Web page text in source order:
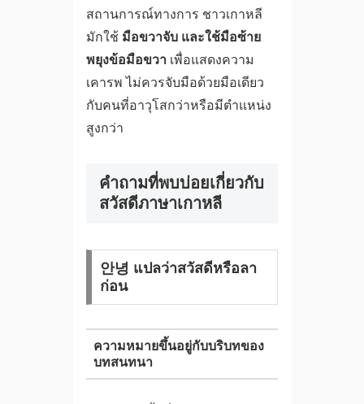
สถานการณ์ทางการ ชาวเกาหลี
มักใช้ มือขวาจับ และใช้มือซ้าย
พยุงข้อมือขวาเพื่อแสดงความ
เคารพ ไม่ควรจับมือด้วยมือเดียว
กับคนที่อาวุโสกว่าหรือมีตำแหน่ง
สูงกว่า
คำถามที่พบบ่อยเกี่ยวกับ
สวัสดีภาษาเกาหลี
안녕 แปลว่าสวัสดีหรือลา
ก่อน
ความหมายขึ้นอยู่กับบริบทของ
บทสนทนา